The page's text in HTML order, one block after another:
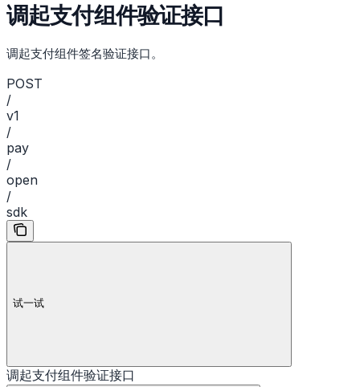
调起支付组件验证接口
调起支付组件签名验证接口。
POST
/
v1
/
pay
/
open
/
sdk
试一试
调起支付组件验证接口